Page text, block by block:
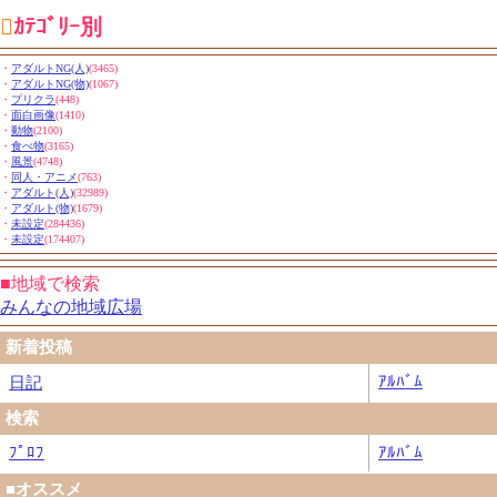
ｶﾃｺﾞﾘｰ別
・ アダルトNG(人)(3465)
・ アダルトNG(物)(1067)
・ プリクラ(448)
・ 面白画像(1410)
・ 動物(2100)
・ 食べ物(3165)
・ 風景(4748)
・ 同人・アニメ(763)
・ アダルト(人)(32989)
・ アダルト(物)(1679)
・ 未設定(284436)
・ 未設定(174407)
■地域で検索
みんなの地域広場
新着投稿
日記
ｱﾙﾊﾞﾑ
検索
ﾌﾟﾛﾌ
ｱﾙﾊﾞﾑ
■オススメ